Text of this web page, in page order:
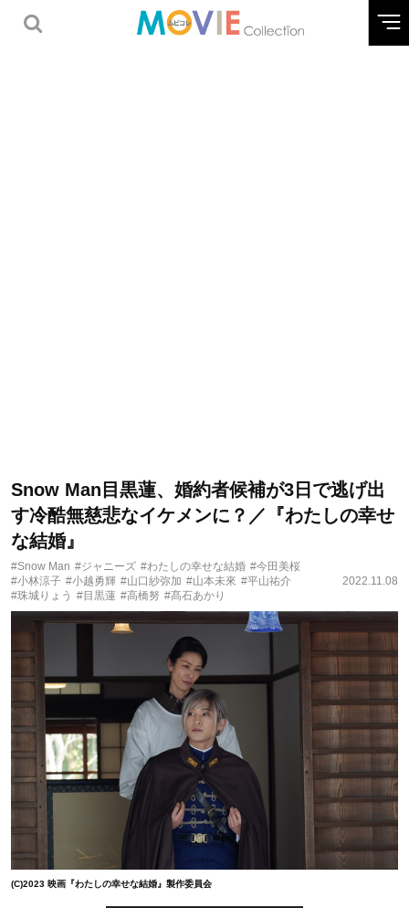
Snow Man目黒蓮、婚約者候補が3日で逃げ出
す冷酷無慈悲なイケメンに？／『わたしの幸せ
な結婚』
#Snow Man #ジャニーズ #わたしの幸せな結婚 #今田美桜
#小林涼子 #小越勇輝 #山口紗弥加 #山本未來 #平山祐介
#珠城りょう #目黒蓮 #高橋努 #髙石あかり
2022.11.08
(C)2023 映画『わたしの幸せな結婚』製作委員会